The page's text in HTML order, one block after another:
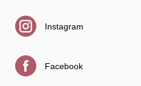
Instagram
Facebook